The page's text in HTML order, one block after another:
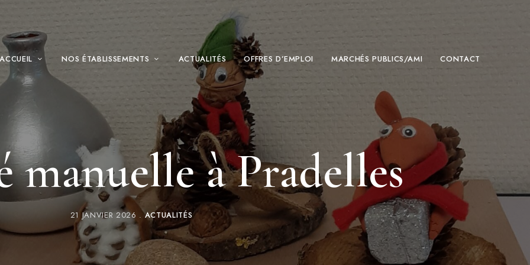
ACCUEIL NOS ÉTABLISSEMENTS ACTUALITÉS OFFRES D’EMPLOI MARCHÉS PUBLICS/AMI CONTACT
à Pradelles
21 JANVIER 2026 ACTUALITÉS